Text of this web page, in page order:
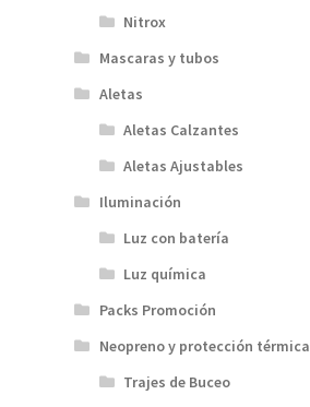
Nitrox
Mascaras y tubos
Aletas
Aletas Calzantes
Aletas Ajustables
Iluminación
Luz con batería
Luz química
Packs Promoción
Neopreno y protección térmica
Trajes de Buceo